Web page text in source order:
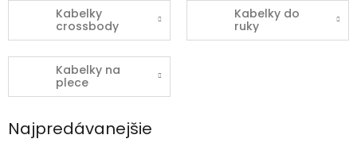
Kabelky
crossbody
Kabelky do
ruky
Kabelky na
plece
Najpredávanejšie